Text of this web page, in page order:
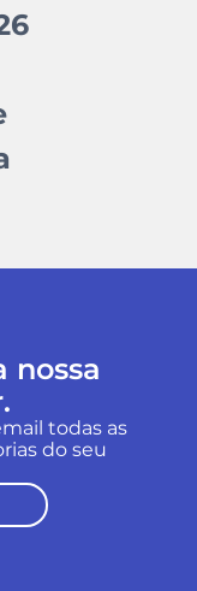
nossa
todas as
do seu